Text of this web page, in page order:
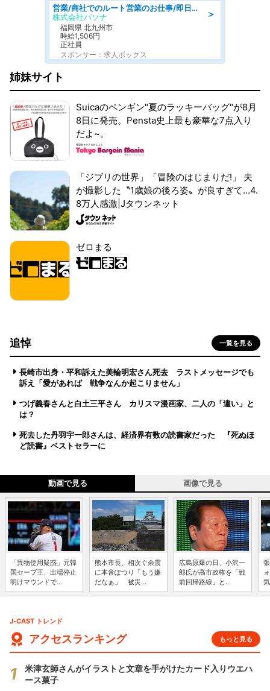
＞
営業/商社でのルート営業のお仕事/即日勤務可/車通勤可/営業
株式会社パソナ
福岡県 北九州市
時給1,506円
正社員
スポンサー：求人ボックス
姉妹サイト
Suicaのペンギン"夏のラッキーバッグ"が8月
8日に発売。Pensta史上最も豪華な7点入り
だよ~。
「ジブリの世界」「冒険のはじまりだ!」 夫
が撮影した〝1歳娘の後ろ姿〟が良すぎて...4.
8万人感激|Jタウンネット
ゼロまる
追悼 一覧を見る
長崎市出身・平和訴えた美輪明宏さん死去 ラストメッセージでも
訴え「愛があれば 戦争なんか起こりません」
つげ義春さんと白土三平さん カリスマ漫画家、二人の「違い」と
は？
死去した丹羽宇一郎さんは、経済界有数の読書家だった 『死ぬほ
ど読書』ベストセラーに
動画で見る 画像で見る
「異物使用疑惑」元韓
国セーブ王、出場停止
明けマウンドで...
熊本市長、相次ぐ余震
に本音ぽつり「もう嫌
だなぁ」 被災...
広島原爆の日、小沢一
郎氏が高市政権を「戦
前回帰路線」と...
J-CAST トレンド
アクセスランキング もっと見る
米津玄師さんがイラストと文章を手がけたカード入りウエハ
ース菓子